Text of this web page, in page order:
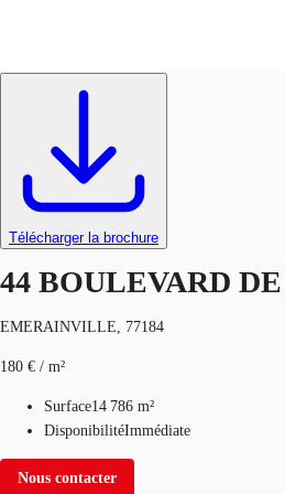
Blog
Télécharger la brochure
44 BOULEVARD
EMERAINVILLE, 77184
180 € / m²
Surface14 786 m²
DisponibilitéImmédiate
Nous contacter